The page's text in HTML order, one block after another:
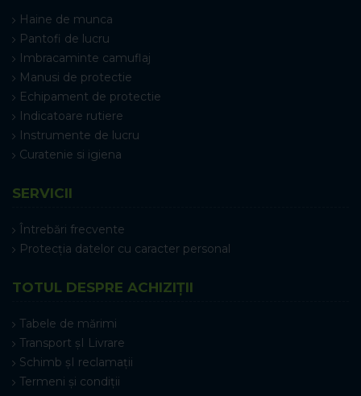
Haine de munca
Pantofi de lucru
Imbracaminte camuflaj
Manusi de protectie
Echipament de protectie
Indicatoare rutiere
Instrumente de lucru
Curatenie si igiena
SERVICII
Întrebări frecvente
Protecția datelor cu caracter personal
TOTUL DESPRE ACHIZIȚII
Tabele de mărimi
Transport șI Livrare
Schimb șI reclamații
Termeni și condiții